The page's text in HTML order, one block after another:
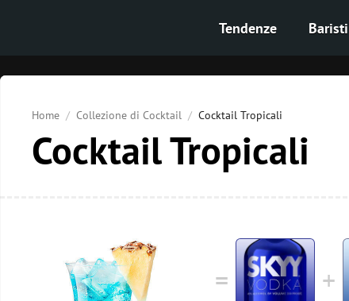
Tendenze Baristi
Home Collezione di Cocktail Cocktail Tropicali
Cocktail Tropicali